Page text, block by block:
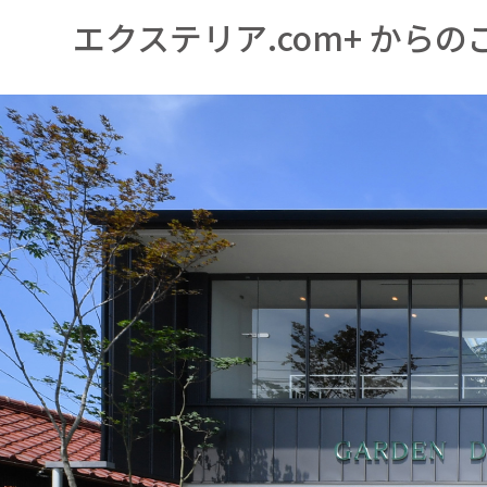
エクステリア.com+ からの